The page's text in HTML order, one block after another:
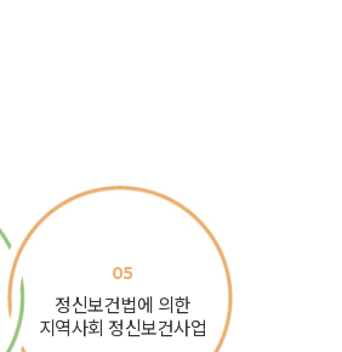
05
정신보건법에 의한
지역사회 정신보건사업